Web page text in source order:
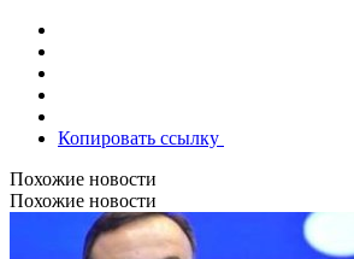
Копировать ссылку
Похожие новости
Похожие новости